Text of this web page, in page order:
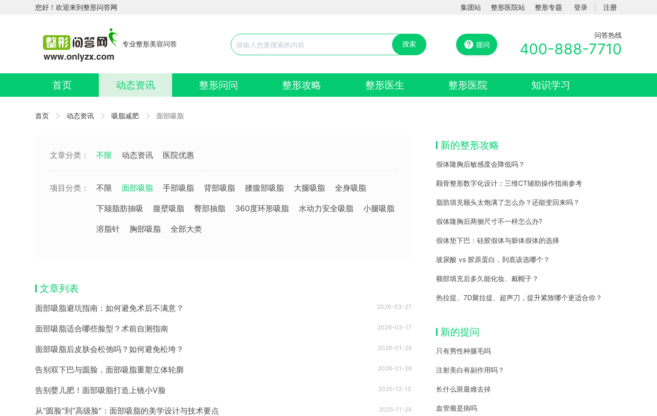
您好！欢迎来到整形问答网 集团站 整形医院站 整形专题 登录 注册
专业整形美容问答 搜索
问答热线
400-888-7710
首页 动态资讯 整形问问 整形攻略 整形医生 整形医院 知识学习
首页 动态资讯 吸脂减肥 面部吸脂
文章分类： 不限 动态资讯 医院优惠
项目分类： 不限 面部吸脂 手部吸脂 背部吸脂 腰腹部吸脂 大腿吸脂 全身吸脂
下颏脂肪抽吸 腹壁吸脂 臀部抽脂 360度环形吸脂 水动力安全吸脂 小腿吸脂
溶脂针 胸部吸脂 全部大类
文章列表
面部吸脂避坑指南：如何避免术后不满意？ 2026-03-27
面部吸脂适合哪些脸型？术前自测指南 2026-03-17
面部吸脂后皮肤会松弛吗？如何避免松垮？ 2026-01-29
告别双下巴与圆脸，面部吸脂重塑立体轮廓 2026-01-26
告别婴儿肥！面部吸脂打造上镜小V脸 2025-12-10
从“圆脸”到“高级脸”：面部吸脂的美学设计与技术要点 2025-11-26
新的整形攻略
假体隆胸后敏感度会降低吗？
颧骨整形数字化设计：三维CT辅助操作指南参考
脂肪填充额头太饱满了怎么办？还能变回来吗？
假体隆胸后两侧尺寸不一样怎么办?
假体垫下巴：硅胶假体与膨体假体的选择
玻尿酸 vs 胶原蛋白，到底该选哪个？
额部填充后多久能化妆、戴帽子？
热拉提、7D聚拉提、超声刀，提升紧致哪个更适合你？
新的提问
只有男性种腿毛吗
注射美白有副作用吗？
长什么斑最难去掉
血管瘤是病吗